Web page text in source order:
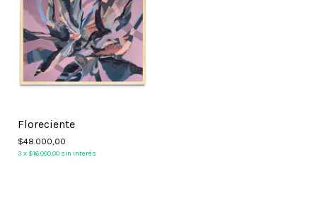
Floreciente
$48.000,00
3 x $16.000,00 sin interés